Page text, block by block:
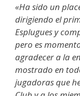
«Ha sido un
dirigiendo el
Esplugues y
pero es
agradecer a la
mostrado en
jugadoras que